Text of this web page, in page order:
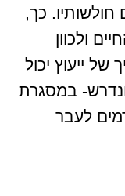
חולשותיו. כך,
ולכוון
ייעוץ יכול
במסגרת
לעבר